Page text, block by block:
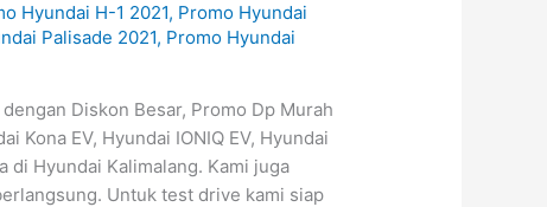
Hyundai H-1 2021, Promo Hyundai
Palisade 2021, Promo Hyundai
Diskon Besar, Promo Dp Murah
Kona EV, Hyundai IONIQ EV, Hyundai
di Hyundai Kalimalang. Kami juga
Untuk test drive kami siap